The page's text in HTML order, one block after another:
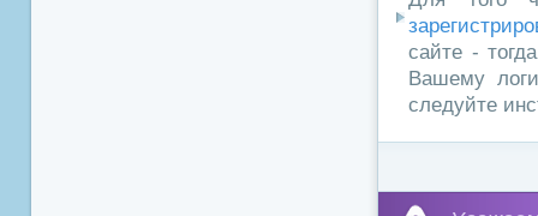
сайте -
Вашему
следуйте